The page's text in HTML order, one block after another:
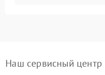
Наш сервисный